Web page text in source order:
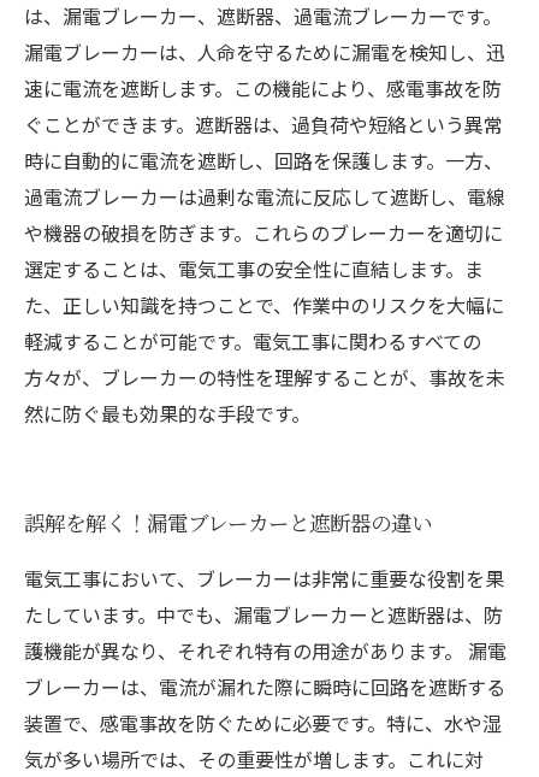
は、漏電ブレーカー、遮断器、過電流ブレーカーです。
漏電ブレーカーは、人命を守るために漏電を検知し、迅
速に電流を遮断します。この機能により、感電事故を防
ぐことができます。遮断器は、過負荷や短絡という異常
時に自動的に電流を遮断し、回路を保護します。一方、
過電流ブレーカーは過剰な電流に反応して遮断し、電線
や機器の破損を防ぎます。これらのブレーカーを適切に
選定することは、電気工事の安全性に直結します。ま
た、正しい知識を持つことで、作業中のリスクを大幅に
軽減することが可能です。電気工事に関わるすべての
方々が、ブレーカーの特性を理解することが、事故を未
然に防ぐ最も効果的な手段です。
誤解を解く！漏電ブレーカーと遮断器の違い
電気工事において、ブレーカーは非常に重要な役割を果
たしています。中でも、漏電ブレーカーと遮断器は、防
護機能が異なり、それぞれ特有の用途があります。 漏電
ブレーカーは、電流が漏れた際に瞬時に回路を遮断する
装置で、感電事故を防ぐために必要です。特に、水や湿
気が多い場所では、その重要性が増します。これに対